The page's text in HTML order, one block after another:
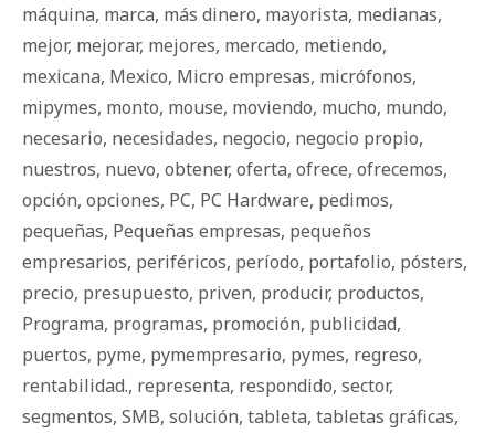
máquina, marca, más dinero, mayorista, medianas,
mejor, mejorar, mejores, mercado, metiendo,
mexicana, Mexico, Micro empresas, micrófonos,
mipymes, monto, mouse, moviendo, mucho, mundo,
necesario, necesidades, negocio, negocio propio,
nuestros, nuevo, obtener, oferta, ofrece, ofrecemos,
opción, opciones, PC, PC Hardware, pedimos,
pequeñas, Pequeñas empresas, pequeños
empresarios, periféricos, período, portafolio, pósters,
precio, presupuesto, priven, producir, productos,
Programa, programas, promoción, publicidad,
puertos, pyme, pymempresario, pymes, regreso,
rentabilidad., representa, respondido, sector,
segmentos, SMB, solución, tableta, tabletas gráficas,